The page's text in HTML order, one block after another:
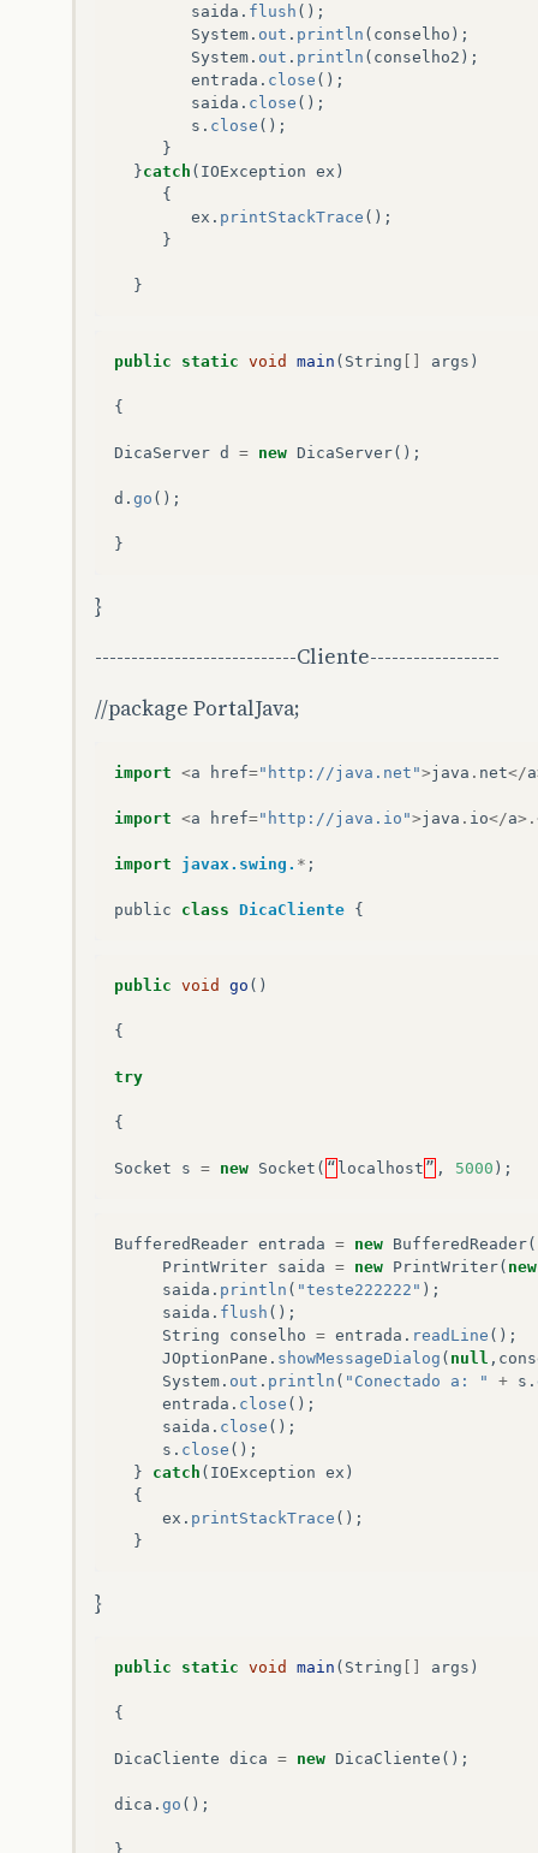
saida . flush ();
System . out . println ( conselho );
System . out . println ( conselho2 );
entrada . close ();
saida . close ();
s . close ();
}
}catch ( IOException ex )
{
ex . printStackTrace ();
}
}
public static void main ( String [] args )
{
DicaServer d = new DicaServer();
d . go ();
}
}
----------------------------Cliente------------------
//package PortalJava;
import <a href="http://java.net">java . net</a
import <a href="http://java.io">java . io</a
import javax.swing. * ;
public class DicaCliente {
public void go ()
{
try
{
Socket s = new Socket ( “ localhost ” , 5000 );
BufferedReader entrada = new BufferedReader(
PrintWriter saida = new PrintWriter( new
saida . println ( "teste222222" );
saida . flush ();
String
conselho = entrada . readLine ();
JOptionPane . showMessageDialog ( null ,
System . out . println ( "Conectado a: " + s .
entrada . close ();
saida . close ();
s . close ();
}
catch ( IOException ex )
{
ex . printStackTrace ();
}
}
public static void main ( String args )
{
DicaCliente dica = new DicaCliente ();
dica . go ();